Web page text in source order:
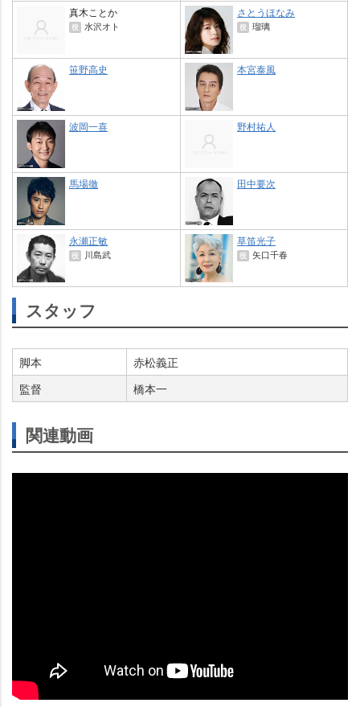
真木ことか
役 水沢オト
さとうほなみ
役 瑠璃
笹野高史 本宮泰風
波岡一喜 野村祐人
馬場徹 田中要次
永瀬正敏
役 川島武
草笛光子
役 矢口千春
スタッフ
脚本
赤松義正
監督
橋本一
関連動画